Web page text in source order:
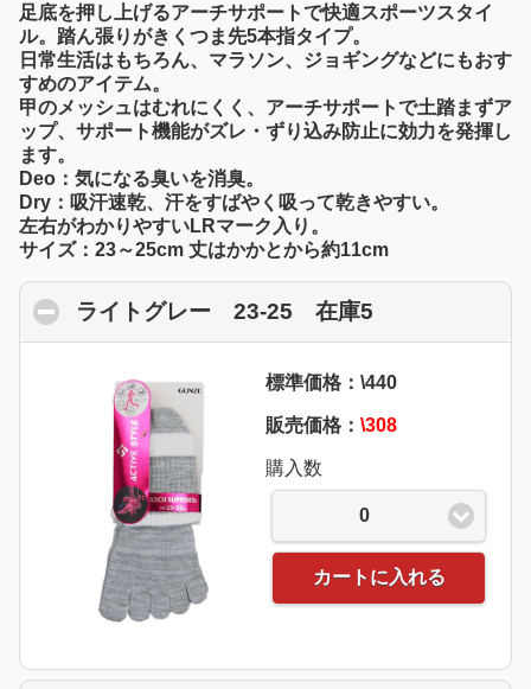
足底を押し上げるアーチサポートで快適スポーツスタイ
ル。踏ん張りがきくつま先5本指タイプ。
日常生活はもちろん、マラソン、ジョギングなどにもおす
すめのアイテム。
甲のメッシュはむれにくく、アーチサポートで土踏まずア
ップ、サポート機能がズレ・ずり込み防止に効力を発揮し
ます。
Deo：気になる臭いを消臭。
Dry：吸汗速乾、汗をすばやく吸って乾きやすい。
左右がわかりやすいLRマーク入り。
サイズ：23～25cm 丈はかかとから約11cm
ライトグレー 23-25 在庫5
標準価格：\440
販売価格： \308
購入数
0
カートに入れる